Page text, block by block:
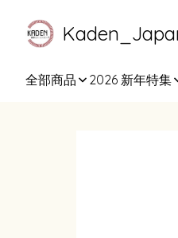
全部商品 2026 新年特集